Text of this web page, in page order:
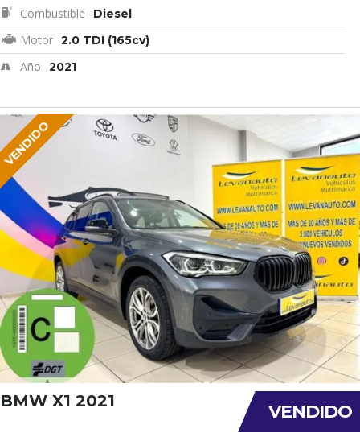
Combustible Diesel
Motor 2.0 TDI (165cv)
Año 2021
VENDIDO
VENDIDO
BMW X1 2021